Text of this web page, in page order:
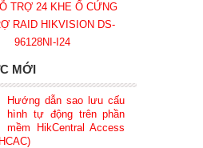
TRỢ 24 KHE Ổ CỨNG
RAID HIKVISION DS-
96128NI-I24
MỚI
Hướng dẫn sao lưu cấu
hình tự động trên phần
mềm HikCentral Access